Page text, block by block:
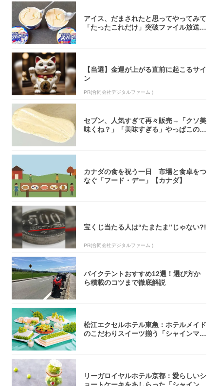
アイス、だまされたと思ってやってみて
「たったこれだけ」突破ファイル放送で
【当選】金運が上がる直前に起こるサイ
ン
PR(合同会社デジタルファーム )
セブン、人気すぎて再々販売→「クソ美
味くね？」「美味すぎる」やっぱこのク
カナダの食を祝う一日 市場と食卓をつ
なぐ「フード・デー」【カナダ】
宝くじ当たる人は“たまたま”じゃない?!
PR(合同会社デジタルファーム )
バイクテントおすすめ12選！選び方か
ら積載のコツまで徹底解説
松江エクセルホテル東急：ホテルメイド
のこだわりスイーツ揃う「シャインマス
リーガロイヤルホテル京都：愛らしいシ